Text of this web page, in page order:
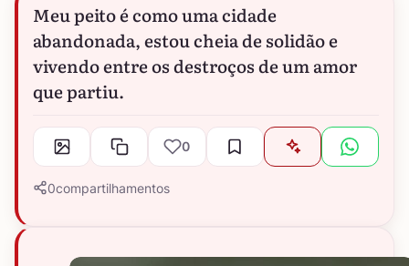
Meu peito é como uma cidade
abandonada, estou cheia de solidão e
vivendo entre os destroços de um amor
que partiu.
0
0compartilhamentos